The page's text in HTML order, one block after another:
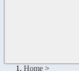
Home >